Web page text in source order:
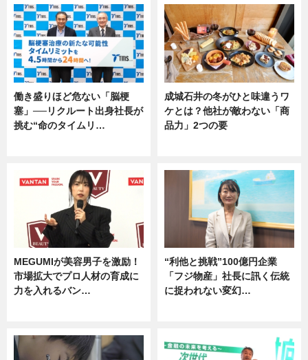
働き盛りほど危ない「脳梗
塞」──リクルート出身社長が
挑む“命のタイムリ…
成城石井の冬がひと味違うワ
ケとは？他社が敵わない「商
品力」2つの要
MEGUMIが美容男子を激励！
市場拡大でプロ人材の育成に
力を入れるバン…
“利他と挑戦”100億円企業
「フジ物産」社長に訊く伝統
に捉われない変幻…